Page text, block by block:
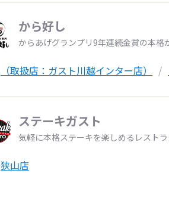
から好し
からあげグランプリ9年連続金賞の本格
（取扱店：ガスト川越インター店）
ステーキガスト
気軽に本格ステーキを楽しめるレスト
狭山店